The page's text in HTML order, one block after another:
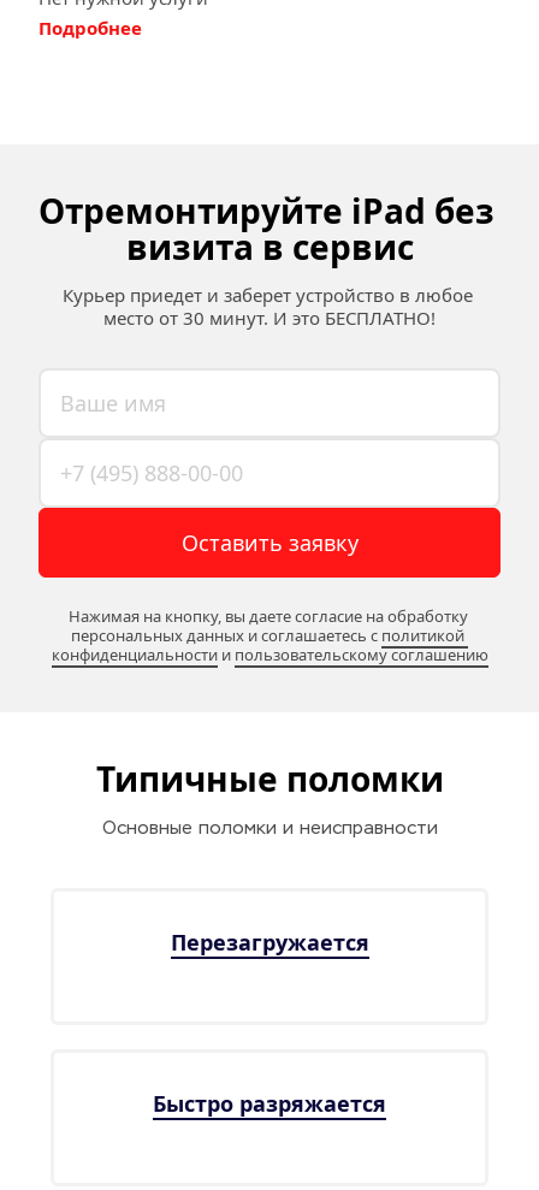
Подробнее
Отремонтируйте iPad без
визита в сервис
Курьер приедет и заберет устройство в любое
место от 30 минут. И это БЕСПЛАТНО!
Оставить заявку
Нажимая на кнопку, вы даете согласие на обработку
персональных данных и соглашаетесь c политикой
конфиденциальности и пользовательскому соглашению
Типичные поломки
Основные поломки и неисправности
Перезагружается
Быстро разряжается